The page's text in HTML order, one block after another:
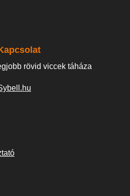
rövid viccek táháza